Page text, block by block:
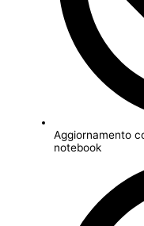
Aggiornamento
notebook